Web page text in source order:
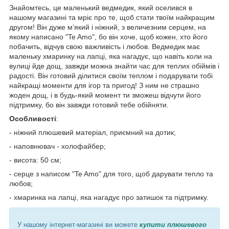
Знайомтесь, це маленький ведмедик, який оселився в
нашому магазині та мріє про те, щоб стати твоїм найкращим
другом! Він дуже м’який і ніжний, з величезним серцем, на
якому написано "Te Amo", бо він хоче, щоб кожен, хто його
побачить, відчув свою важливість і любов. Ведмедик має
маленьку хмаринку на лапці, яка нагадує, що навіть коли на
вулиці йде дощ, завжди можна знайти час для теплих обіймів і
радості. Він готовий ділитися своїм теплом і подарувати тобі
найкращі моменти для ігор та пригод! З ним не страшно
жоден дощ, і в будь-який момент ти зможеш відчути його
підтримку, бо він завжди готовий тебе обійняти.
Особливості:
- ніжний плюшевий матеріал, приємний на дотик;
- наповнювач - холофайбер;
- висота: 50 см;
- серце з написом "Te Amo" для того, щоб дарувати тепло та
любов;
- хмаринка на лапці, яка нагадує про затишок та підтримку.
У нашому інтернет-магазині ви можете купити плюшевого